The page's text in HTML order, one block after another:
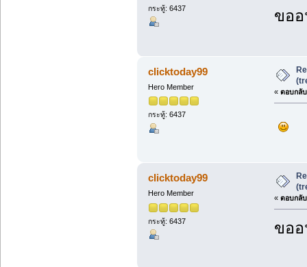
กระทู้: 6437 ขอ
clicktoday99
Hero Member
กระทู้: 6437
« ตอบกลั
clicktoday99
Hero Member
กระทู้: 6437
« ตอบกลั
ขอ